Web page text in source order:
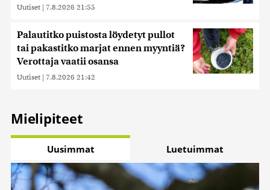
Uutiset | 7.8.2026 21:55
Palautitko puistosta löydetyt pullot
tai pakastitko marjat ennen myyntiä?
Verottaja vaatii osansa
Uutiset | 7.8.2026 21:42
Mielipiteet
Uusimmat Luetuimmat